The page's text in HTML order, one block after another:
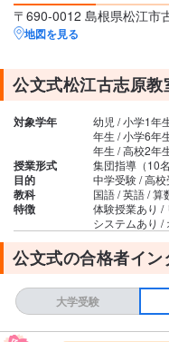
〒690-0012 島根県松江市
地図を見る
公文式松江古志原教
対象学年
幼児 / 小学1年
年生 / 小学6年
年生 / 高校2年
授業形式 集団指導（10
目的 中学受験 / 高
教科 国語 / 英語 / 算
特徴
体験授業あり /
システムあり /
公文式の合格者イン
大学受験